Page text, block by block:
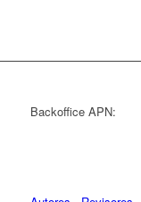
Backoffice APN: